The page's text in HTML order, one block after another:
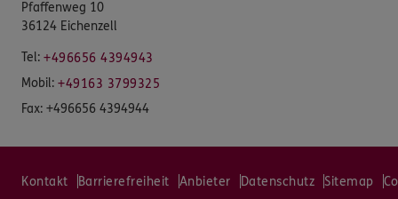
Pfaffenweg 10
36124 Eichenzell
Tel: +496656 4394943
Mobil: +49163 3799325
Fax: +496656 4394944
Kontakt Barrierefreiheit Anbieter Datenschutz Sitemap